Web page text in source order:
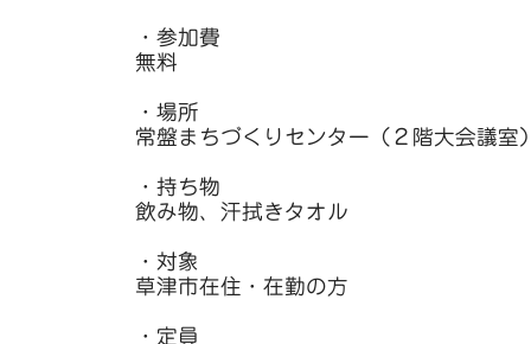
・参加費
無料
・場所
常盤まちづくりセンター（２階大会議室）
・持ち物
飲み物、汗拭きタオル
・対象
草津市在住・在勤の方
・定員